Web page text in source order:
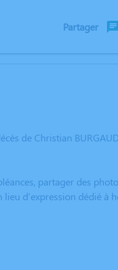
Partager
de Christian
partager des
d'expression dédié à